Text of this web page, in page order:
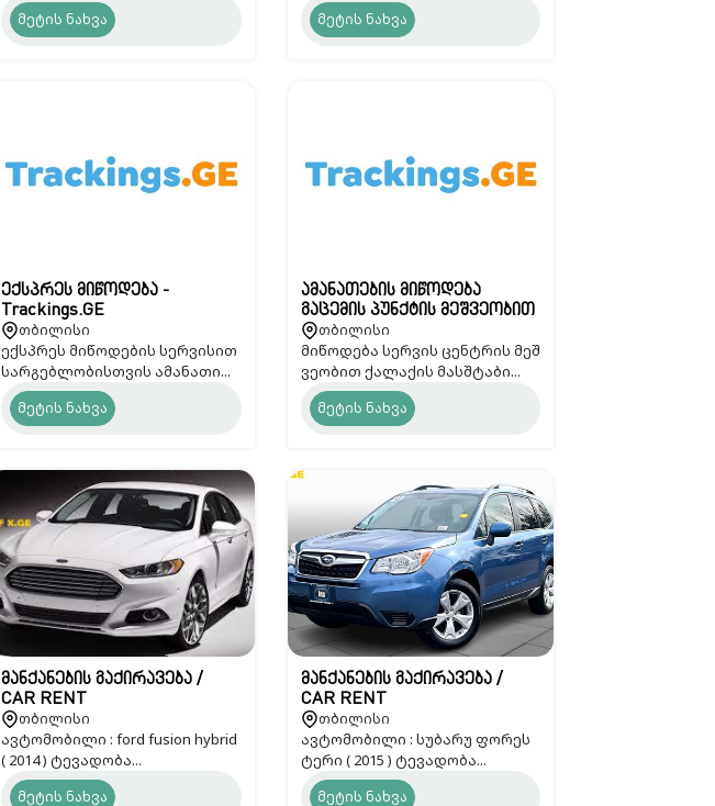
მეტის ნახვა მეტის ნახვა
ექსპრეს მიწოდება -
Trackings.GE
თბილისი
ექსპრეს მიწოდების სერვისით
სარგებლობისთვის ამანათი...
მეტის ნახვა
ამანათების მიწოდება
გაცემის პუნქტის მეშვეობით
- Trackings.GE
თბილისი
მიწოდება სერვის ცენტრის მეშ
ვეობით ქალაქის მასშტაბი...
მეტის ნახვა
მანქანების გაქირავება /
CAR RENT
თბილისი
ავტომობილი : ford fusion hybrid
( 2014 ) ტევადობა...
მეტის ნახვა
მანქანების გაქირავება /
CAR RENT
თბილისი
ავტომობილი : სუბარუ ფორეს
ტერი ( 2015 ) ტევადობა...
მეტის ნახვა